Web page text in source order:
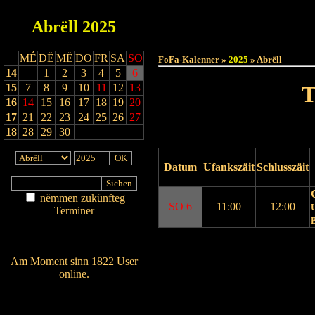
Abrëll 2025
MÉ DË MË DO FR SA SO
14
1 2 3 4 5
6
15
7 8 9 10 11 12 13
16 14 15 16 17 18 19 20
17 21 22 23 24 25 26 27
18 28 29 30
nëmmen zukünfteg
Terminer
Am Moment sinn 1822 User
online.
FoFa-Kalenner » 2025 » Abrëll
Datum UfankszäitSchlusszäit
SO 6 11:00 12:00